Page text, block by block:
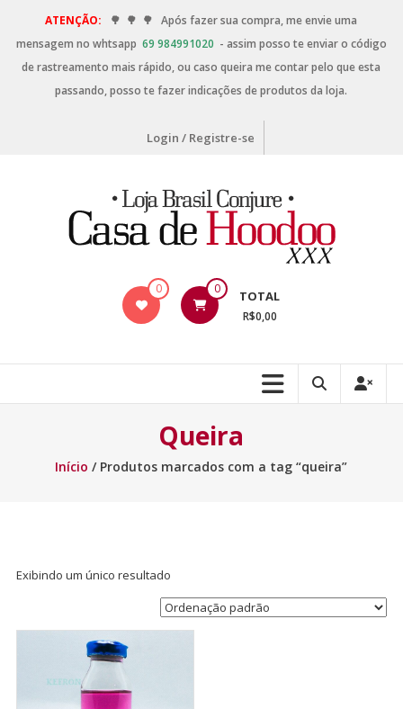
ATENÇÃO: 🌳 🌳 🌳 Após fazer sua compra, me envie uma
mensagem no whtsapp 69 984991020 - assim posso te enviar o código
de rastreamento mais rápido, ou caso queira me contar pelo que esta
passando, posso te fazer indicações de produtos da loja.
Login / Registre-se
0 0 TOTAL
R$0,00
Queira
Início / Produtos marcados com a tag “queira”
Exibindo um único resultado